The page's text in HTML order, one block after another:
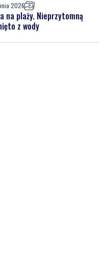
2026
na plaży. Nieprzytomną
z wody